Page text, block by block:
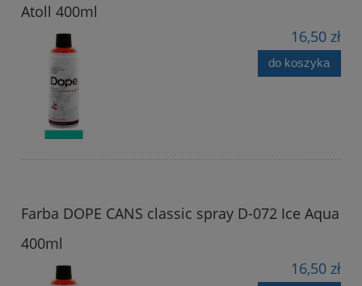
Atoll 400ml
16,50 zł
do koszyka
Farba DOPE CANS classic spray D-072 Ice Aqua
400ml
16,50 zł